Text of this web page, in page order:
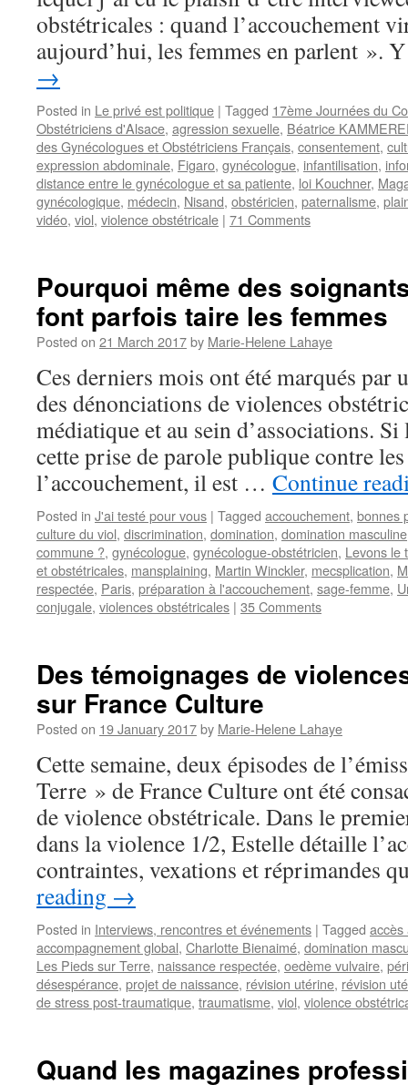
obstétricales : quand l’accouchement
aujourd’hui, les femmes en parlent ».
→
Posted in Le privé est politique | Tagged 17ème Journées du
Obstétriciens d'Alsace, agression sexuelle, Béatrice
des Gynécologues et Obstétriciens Français, consentement,
expression abdominale, Figaro, gynécologue, infantilisation,
distance entre le gynécologue et sa patiente, loi Kouchner,
gynécologique, médecin, Nisand, obstéricien, paternalisme,
vidéo, viol, violence obstétricale | 71 Comments
Pourquoi même des
font parfois taire les femmes
Posted on 21 March 2017by Marie-Helene Lahaye
Ces derniers mois ont été marqués par
des dénonciations de violences
médiatique et au sein d’associations.
cette prise de parole publique contre
l’accouchement, il est … Continue
Posted in J'ai testé pour vous | Tagged accouchement, bonnes
culture du viol, discrimination, domination, domination masculine
commune ?, gynécologue, gynécologue-obstétricien, Levons le
et obstétricales, mansplaining, Martin Winckler, mecsplication,
respectée, Paris, préparation à l'accouchement, sage-femme,
conjugale, violences obstétricales | 35 Comments
Des témoignages de
sur France Culture
Posted on 19 January 2017by Marie-Helene Lahaye
Cette semaine, deux épisodes de
Terre » de France Culture ont été
de violence obstétricale. Dans le
dans la violence 1/2, Estelle détaille
contraintes, vexations et réprimandes
reading →
Posted in Interviews, rencontres et événements | Tagged accès
accompagnement global, Charlotte Bienaimé, domination
Les Pieds sur Terre, naissance respectée, oedème vulvaire,
désespérance, projet de naissance, révision utérine, révision
de stress post-traumatique, traumatisme, viol, violence
Quand les magazines